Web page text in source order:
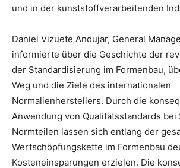
und in der kunststoffverarbeitenden
Daniel Vizuete Andujar, General
informierte über die Geschichte der
der Standardisierung im Formenbau,
Weg und die Ziele des internationalen
Normalienherstellers. Durch die
Anwendung von Qualitätsstandards bei
Normteilen lassen sich entlang der
Wertschöpfungskette im Formenbau
Kosteneinsparungen erzielen. Die